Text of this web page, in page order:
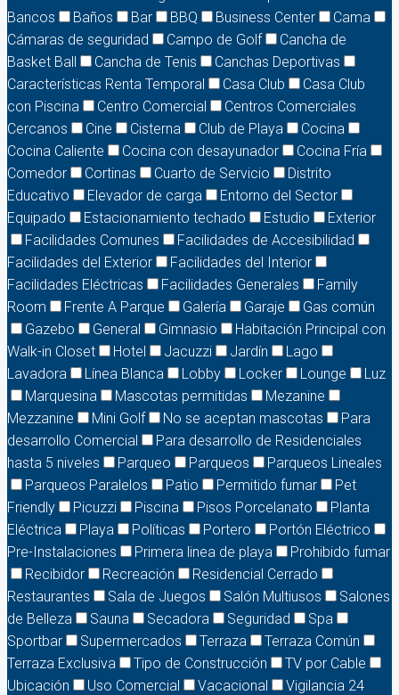
Bancos
Baños Bar BBQ Business Center
Cama
Cámaras de seguridad
Campo de Golf
Cancha de
Basket Ball
Cancha de Tenis
Canchas Deportivas
Características Renta Temporal
Casa Club
Casa Club
con Piscina
Centro Comercial
Centros Comerciales
Cercanos
Cine Cisterna Club de Playa
Cocina
Cocina Caliente
Cocina con desayunador
Cocina Fría
Comedor
Cortinas Cuarto de Servicio
Distrito
Educativo
Elevador de carga
Entorno del Sector
Equipado
Estacionamiento techado Estudio
Exterior
Facilidades Comunes
Facilidades de Accesibilidad
Facilidades del Exterior
Facilidades del Interior
Facilidades Eléctricas
Facilidades Generales
Family
Room
Frente A Parque Galería Garaje
Gas común
Gazebo
General Gimnasio
Habitación Principal con
Walk-in Closet
Hotel Jacuzzi Jardín
Lago
Lavadora
Línea Blanca Lobby Locker Lounge
Luz
Marquesina
Mascotas permitidas
Mezanine
Mezzanine
Mini Golf No se aceptan mascotas
Para
desarrollo Comercial
Para desarrollo de Residenciales
hasta 5 niveles
Parqueo Parqueos
Parqueos Lineales
Parqueos Paralelos
Patio Permitido fumar
Pet
Friendly
Picuzzi Piscina Pisos Porcelanato
Planta
Eléctrica
Playa Políticas Portero
Portón Eléctrico
Pre-Instalaciones
Primera linea de playa
Prohibido fumar
Recibidor
Recreación
Residencial Cerrado
Restaurantes
Sala de Juegos Salón Multiusos
Salones
de Belleza
Sauna Secadora Seguridad
Spa
Sportbar
Supermercados Terraza
Terraza Común
Terraza Exclusiva
Tipo de Construcción
TV por Cable
Ubicación
Uso Comercial Vacacional
Vigilancia 24